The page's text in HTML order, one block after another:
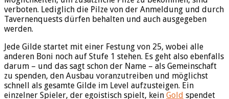
verboten. Lediglich die Pilze von der Anmeldung und durch
Tavernenquests dürfen behalten und auch ausgegeben
werden.
Jede Gilde startet mit einer Festung von 25, wobei alle
anderen Boni noch auf Stufe 1 stehen. Es geht also ebenfalls
darum – und das sagt schon der Name – als Gemeinschaft
zu spenden, den Ausbau voranzutreiben und möglichst
schnell als gesamte Gilde im Level aufzusteigen. Ein
einzelner Spieler, der egoistisch spielt, kein Gold spendet